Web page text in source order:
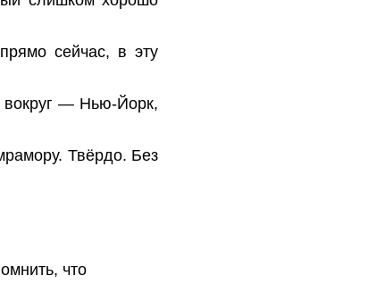
сейчас, в эту
вокруг — Нью-Йорк,
Твёрдо. Без
что